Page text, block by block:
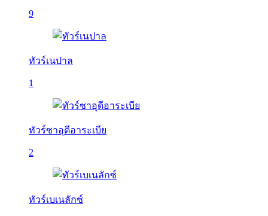
9
ทัวร์เนปาล
1
ทัวร์ซาอุดีอาระเบีย
2
ทัวร์เบเนลักซ์